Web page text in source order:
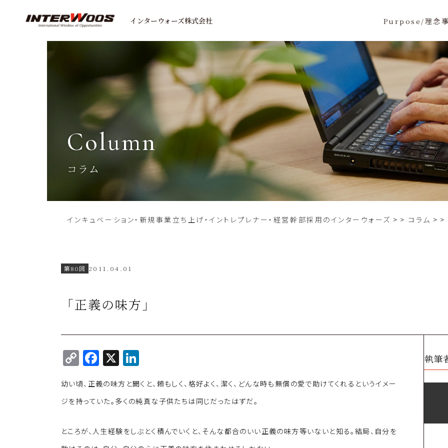
インターウォーズ株式会社 Purpose/理念
column
コラム
インキュベーション・新規事業立ち上げ・イントレプレナー・経営幹部採用のインターウォーズ > コラム >
第80回 2011.04.01
「正義の味方」
C
p
y
Li
n
F
a
c
e
b
o
X
k
e
dI
n
幼い頃、正義の味方と聞くと、頼もしく、格好よく、潔く、どんな時も無償の愛で助けてくれるというイメー
ジを持っていた。多くの純真な子供たちは同じだったはずだ。
ところが、人生経験をしぶとく積んでいくと、そんな都合のいい正義の味方等いないと知る。結局、自分を
執筆